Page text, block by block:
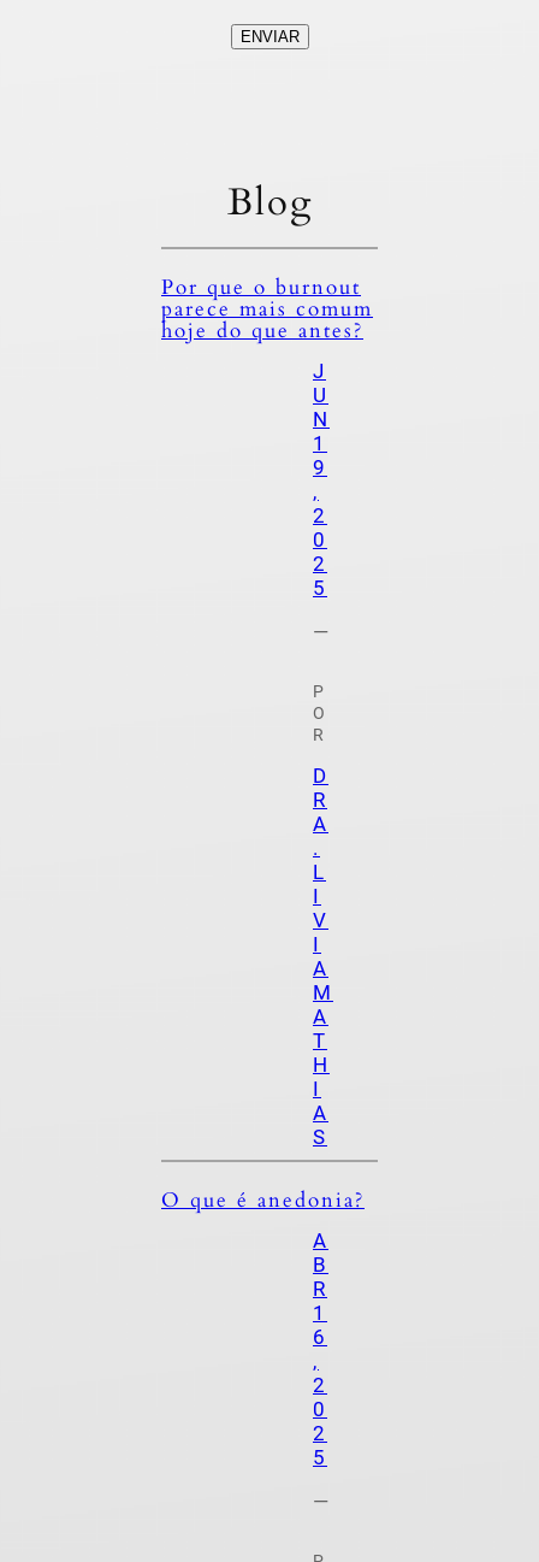
ENVIAR
Blog
Por que o burnout
parece mais comum
hoje do que antes?
J
U
N
1
9
,
2
0
2
5
—
P
O
R
D
R
A
.
L
I
V
I
A
M
A
T
H
I
A
S
O que é anedonia?
A
B
R
1
6
,
2
0
2
5
—